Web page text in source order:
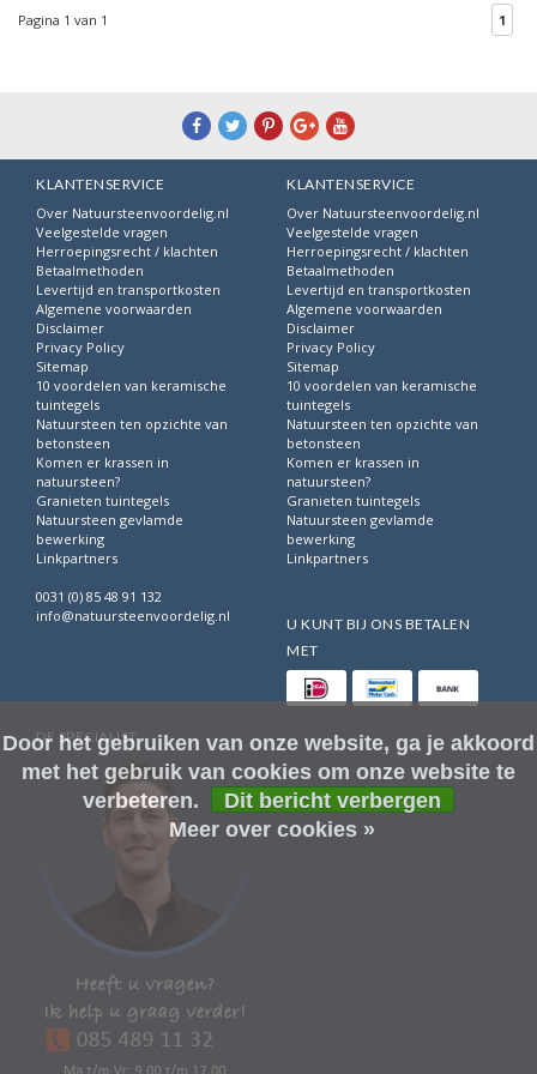
Pagina 1 van 1 1
KLANTENSERVICE
Over Natuursteenvoordelig.nl
Veelgestelde vragen
Herroepingsrecht / klachten
Betaalmethoden
Levertijd en transportkosten
Algemene voorwaarden
Disclaimer
Privacy Policy
Sitemap
10 voordelen van keramische
tuintegels
Natuursteen ten opzichte van
betonsteen
Komen er krassen in
natuursteen?
Granieten tuintegels
Natuursteen gevlamde
bewerking
Linkpartners
0031 (0) 85 48 91 132
info@natuursteenvoordelig.nl
KLANTENSERVICE
Over Natuursteenvoordelig.nl
Veelgestelde vragen
Herroepingsrecht / klachten
Betaalmethoden
Levertijd en transportkosten
Algemene voorwaarden
Disclaimer
Privacy Policy
Sitemap
10 voordelen van keramische
tuintegels
Natuursteen ten opzichte van
betonsteen
Komen er krassen in
natuursteen?
Granieten tuintegels
Natuursteen gevlamde
bewerking
Linkpartners
U KUNT BIJ ONS BETALEN
MET
DE SPECIALIST
Door het gebruiken van onze website, ga je akkoord
met het gebruik van cookies om onze website te
verbeteren.
Dit bericht verbergen
Meer over cookies »